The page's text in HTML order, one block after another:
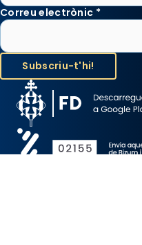
Correu electrònic *